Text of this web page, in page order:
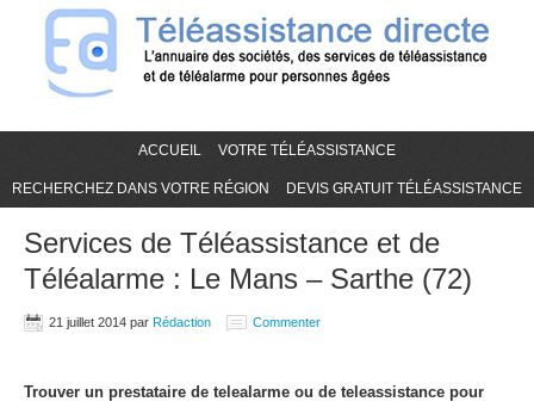
ACCUEIL VOTRE TÉLÉASSISTANCE
RECHERCHEZ DANS VOTRE RÉGION DEVIS GRATUIT TÉLÉASSISTANCE
Services de Téléassistance et de
Téléalarme : Le Mans – Sarthe (72)
21 juillet 2014 par Rédaction Commenter
Trouver un prestataire de telealarme ou de teleassistance pour